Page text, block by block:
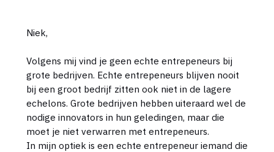
Niek,
Volgens mij vind je geen echte entrepeneurs bij
grote bedrijven. Echte entrepeneurs blijven nooit
bij een groot bedrijf zitten ook niet in de lagere
echelons. Grote bedrijven hebben uiteraard wel de
nodige innovators in hun geledingen, maar die
moet je niet verwarren met entrepeneurs.
In mijn optiek is een echte entrepeneur iemand die